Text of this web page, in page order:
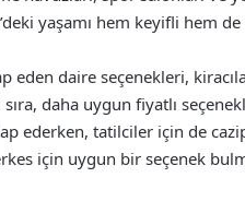
yaşamı hem keyifli hem de
eden daire seçenekleri,
sıra, daha uygun fiyatlı
ederken, tatilciler için de
için uygun bir seçenek